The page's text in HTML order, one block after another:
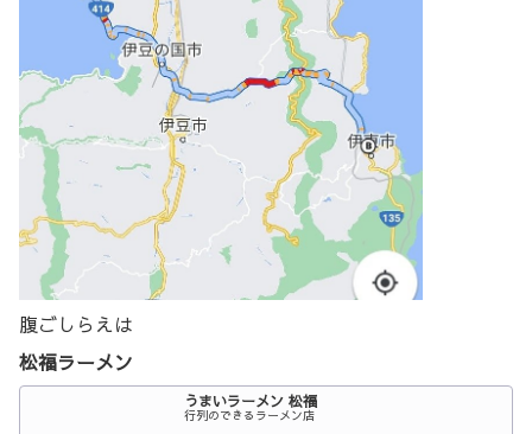
腹ごしらえは
松福ラーメン
うまいラーメン 松福
行列のできるラーメン店